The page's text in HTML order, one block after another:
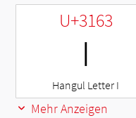
U+3163
ㅣ
Hangul Letter I
Mehr Anzeigen